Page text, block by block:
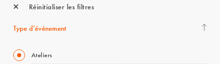
Réinitialiser les filtres
Type d’événement
Ateliers